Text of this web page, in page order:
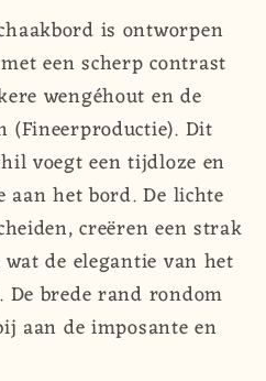
is ontworpen
een scherp contrast
wengéhout en de
(Fineerproductie). Dit
voegt een tijdloze en
het bord. De lichte
creëren een strak
de elegantie van het
brede rand rondom
aan de imposante en